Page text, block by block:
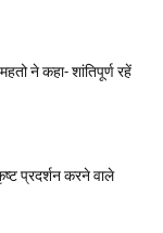
ने कहा- शांतिपूर्ण रहें
प्रदर्शन करने वाले